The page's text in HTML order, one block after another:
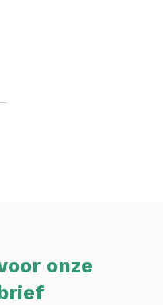
onze